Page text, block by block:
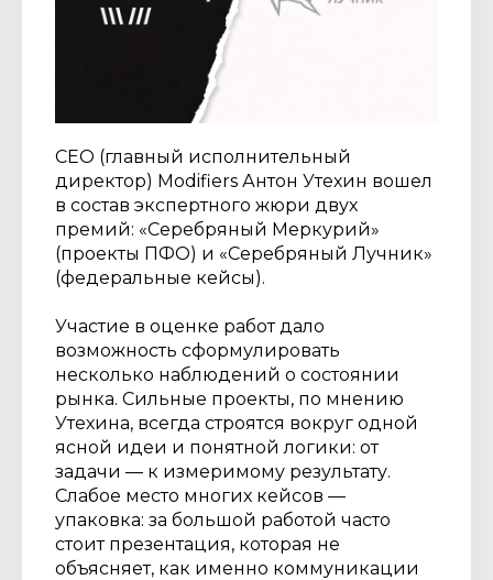
CEO (главный исполнительный
директор) Modifiers Антон Утехин вошел
в состав экспертного жюри двух
премий: «Серебряный Меркурий»
(проекты ПФО) и «Серебряный Лучник»
(федеральные кейсы).
Участие в оценке работ дало
возможность сформулировать
несколько наблюдений о состоянии
рынка. Сильные проекты, по мнению
Утехина, всегда строятся вокруг одной
ясной идеи и понятной логики: от
задачи — к измеримому результату.
Слабое место многих кейсов —
упаковка: за большой работой часто
стоит презентация, которая не
объясняет, как именно коммуникации